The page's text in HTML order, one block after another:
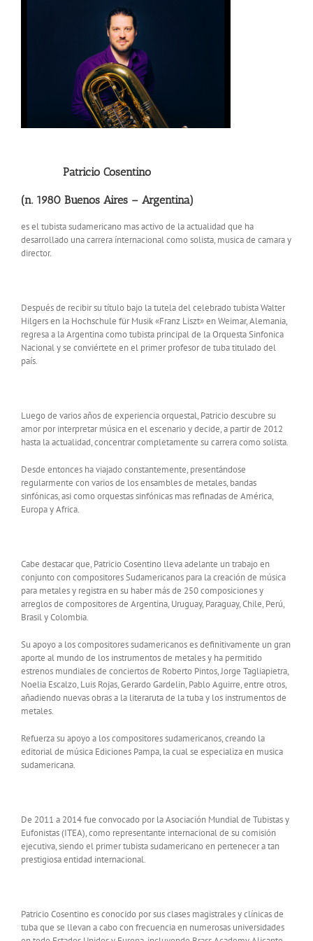
Patricio Cosentino
(n. 1980 Buenos Aires – Argentina)
es el tubista sudamericano mas activo de la actualidad que ha
desarrollado una carrera ínternacional como solista, musica de camara y
director.
Después de recibir su título bajo la tutela del celebrado tubista Walter
Hilgers en la Hochschule für Musik «Franz Liszt» en Weimar, Alemania,
regresa a la Argentina como tubista principal de la Orquesta Sinfonica
Nacional y se conviértete en el primer profesor de tuba titulado del
país.
Luego de varios años de experiencia orquestal, Patricio descubre su
amor por interpretar música en el escenario y decide, a partir de 2012
hasta la actualidad, concentrar completamente su carrera como solista.
Desde entonces ha viajado constantemente, presentándose
regularmente con varios de los ensambles de metales, bandas
sinfónicas, asi como orquestas sinfónicas mas refinadas de América,
Europa y Africa.
Cabe destacar que, Patricio Cosentino lleva adelante un trabajo en
conjunto con compositores Sudamericanos para la creación de música
para metales y registra en su haber más de 250 composiciones y
arreglos de compositores de Argentina, Uruguay, Paraguay, Chile, Perú,
Brasil y Colombia.
Su apoyo a los compositores sudamericanos es definitivamente un gran
aporte al mundo de los instrumentos de metales y ha permitido
estrenos mundiales de conciertos de Roberto Pintos, Jorge Tagliapietra,
Noelia Escalzo, Luis Rojas, Gerardo Gardelin, Pablo Aguirre, entre otros,
añadiendo nuevas obras a la literaruta de la tuba y los instrumentos de
metales.
Refuerza su apoyo a los compositores sudamericanos, creando la
editorial de música Ediciones Pampa, la cual se especializa en musica
sudamericana.
De 2011 a 2014 fue convocado por la Asociación Mundial de Tubistas y
Eufonistas (ITEA), como representante internacional de su comisión
ejecutiva, siendo el primer tubista sudamericano en pertenecer a tan
prestigiosa entidad internacional.
Patricio Cosentino es conocido por sus clases magistrales y clínicas de
tuba que se llevan a cabo con frecuencia en numerosas universidades